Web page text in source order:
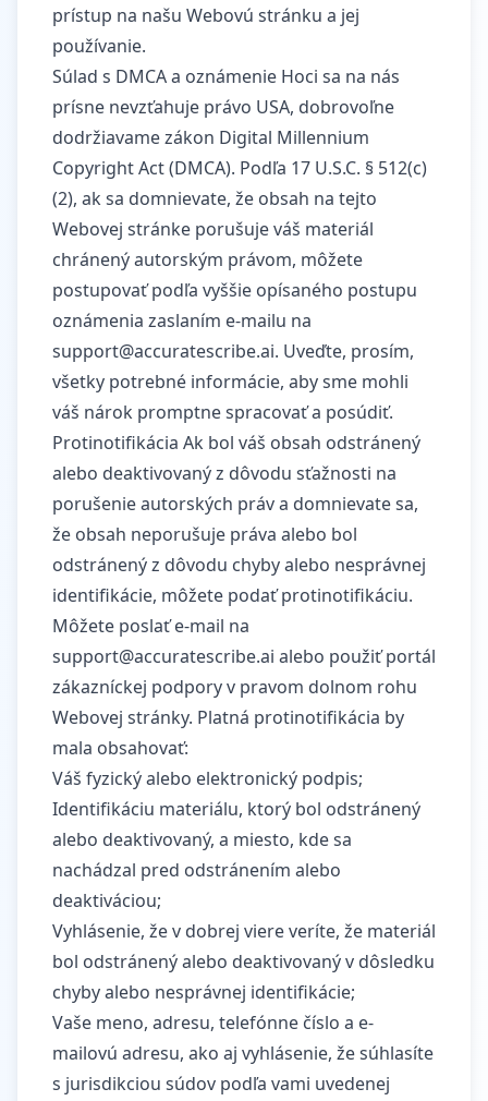
prístup na našu Webovú stránku a jej
používanie.
Súlad s DMCA a oznámenie Hoci sa na nás
prísne nevzťahuje právo USA, dobrovoľne
dodržiavame zákon Digital Millennium
Copyright Act (DMCA). Podľa 17 U.S.C. § 512(c)
(2), ak sa domnievate, že obsah na tejto
Webovej stránke porušuje váš materiál
chránený autorským právom, môžete
postupovať podľa vyššie opísaného postupu
oznámenia zaslaním e-mailu na
support@accuratescribe.ai. Uveďte, prosím,
všetky potrebné informácie, aby sme mohli
váš nárok promptne spracovať a posúdiť.
Protinotifikácia Ak bol váš obsah odstránený
alebo deaktivovaný z dôvodu sťažnosti na
porušenie autorských práv a domnievate sa,
že obsah neporušuje práva alebo bol
odstránený z dôvodu chyby alebo nesprávnej
identifikácie, môžete podať protinotifikáciu.
Môžete poslať e-mail na
support@accuratescribe.ai alebo použiť portál
zákazníckej podpory v pravom dolnom rohu
Webovej stránky. Platná protinotifikácia by
mala obsahovať:
Váš fyzický alebo elektronický podpis;
Identifikáciu materiálu, ktorý bol odstránený
alebo deaktivovaný, a miesto, kde sa
nachádzal pred odstránením alebo
deaktiváciou;
Vyhlásenie, že v dobrej viere veríte, že materiál
bol odstránený alebo deaktivovaný v dôsledku
chyby alebo nesprávnej identifikácie;
Vaše meno, adresu, telefónne číslo a e-
mailovú adresu, ako aj vyhlásenie, že súhlasíte
s jurisdikciou súdov podľa vami uvedenej